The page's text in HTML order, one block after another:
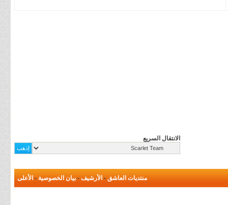
الانتقال السريع
منتديات العاشق - الأرشيف - بيان الخصوصية - الأعلى